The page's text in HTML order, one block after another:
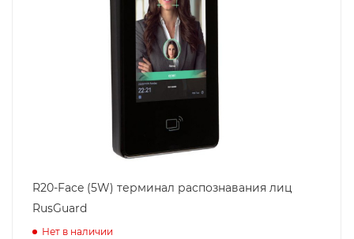
R20-Face (5W) терминал распознавания лиц
RusGuard
Нет в наличии